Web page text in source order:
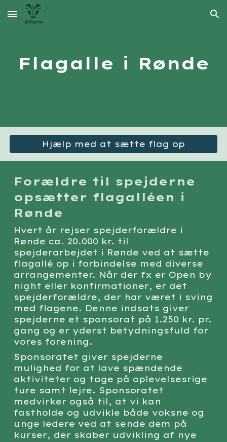
Skip to main content Skip to navigation
Flagalle i Rønde
Hjælp med at sætte flag op
Forældre til spejderne
opsætter flagalléen i
Rønde
Hvert år rejser spejderforældre i
Rønde ca. 20.000 kr. til
spejderarbejdet i Rønde ved at sætte
flagallé op i forbindelse med diverse
arrangementer. Når der fx er Open by
night eller konfirmationer, er det
spejderforældre, der har været i sving
med flagene. Denne indsats giver
spejderne et sponsorat på 1.250 kr. pr.
gang og er yderst betydningsfuld for
vores forening.
Sponsoratet giver spejderne
mulighed for at lave spændende
aktiviteter og tage på oplevelsesrige
ture samt lejre. Sponsoratet
medvirker også til, at vi kan
fastholde og udvikle både voksne og
unge ledere ved at sende dem på
kurser, der skaber udvikling af nye